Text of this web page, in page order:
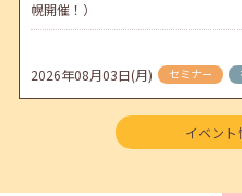
幌開催！）
2026年08月03日(月) セミナー
【函館・対面】9月4日（金）【未
当者へのインタビューセミナー
イベン